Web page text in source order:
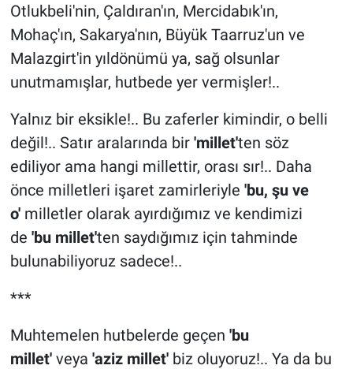
Otlukbeli'nin, Çaldıran'ın, Mercidabık'ın,
Mohaç'ın, Sakarya'nın, Büyük Taarruz'un ve
Malazgirt'in yıldönümü ya, sağ olsunlar
unutmamışlar, hutbede yer vermişler!..
Yalnız bir eksikle!.. Bu zaferler kimindir, o belli
değil!.. Satır aralarında bir 'millet'ten söz
ediliyor ama hangi millettir, orası sır!.. Daha
önce milletleri işaret zamirleriyle 'bu, şu ve
o'milletler olarak ayırdığımız ve kendimizi
de 'bu millet'ten saydığımız için tahminde
bulunabiliyoruz sadece!..
***
Muhtemelen hutbelerde geçen 'bu
millet'veya 'aziz millet'biz oluyoruz!.. Ya da bu